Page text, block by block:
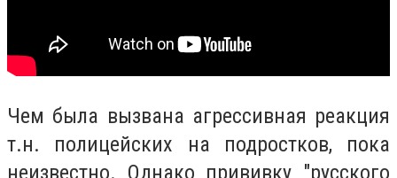
Чем была вызвана агрессивная реакция
т.н. полицейских на подростков, пока
неизвестно. Однако прививку "русского